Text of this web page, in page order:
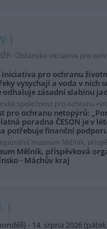
Občanská iniciativa pro
iniciativa pro ochranu
vysychají a voda v nich
odhaluje zásadní slabinu
společnost pro ochranu
pro ochranu netopýrů:
poradna ČESON je v
potřebuje finanční
muzeum Mělník,
Mělník, příspěvková
- Máchův kraj
- 14. srpna 2026